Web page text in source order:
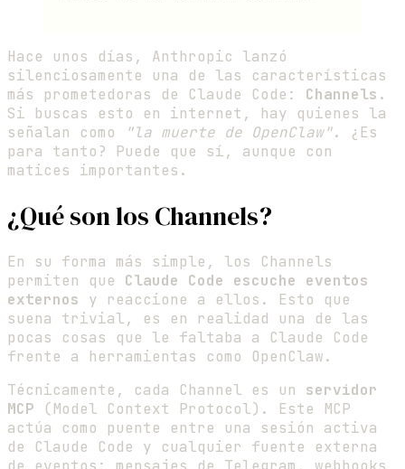
Hace unos días, Anthropic lanzó
silenciosamente una de las características
más prometedoras de Claude Code: Channels .
Si buscas esto en internet, hay quienes la
señalan como
"la muerte de OpenClaw". ¿Es
para tanto? Puede que sí, aunque con
matices importantes.
¿Qué son los Channels?
En su forma más simple, los Channels
permiten que Claude Code escuche eventos
externos y reaccione a ellos. Esto que
suena trivial, es en realidad una de las
pocas cosas que le faltaba a Claude Code
frente a herramientas como OpenClaw.
Técnicamente, cada Channel es un servidor
MCP (Model Context Protocol). Este MCP
actúa como puente entre una sesión activa
de Claude Code y cualquier fuente externa